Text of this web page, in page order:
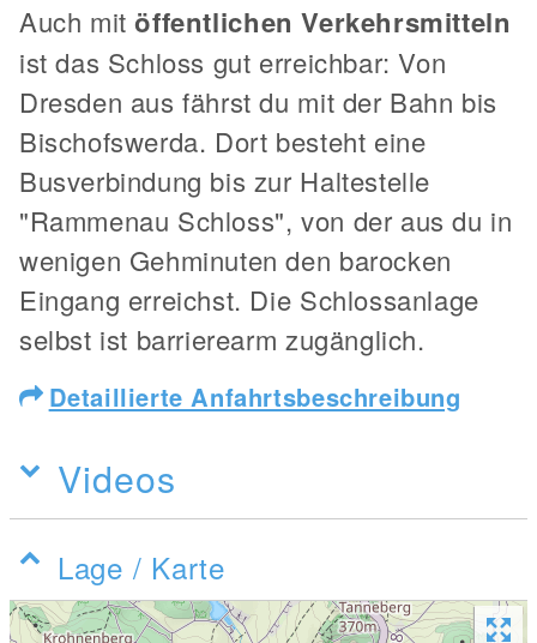
Auch mitöffentlichen Verkehrsmitteln
ist das Schloss gut erreichbar: Von
Dresden aus fährst du mit der Bahn bis
Bischofswerda. Dort besteht eine
Busverbindung bis zur Haltestelle
"Rammenau Schloss", von der aus du in
wenigen Gehminuten den barocken
Eingang erreichst. Die Schlossanlage
selbst ist barrierearm zugänglich.
Detaillierte Anfahrtsbeschreibung
Videos
Lage / Karte